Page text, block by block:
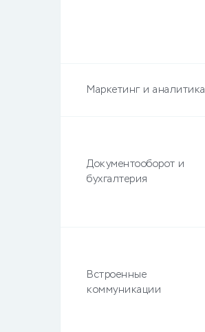
Маркетинг и аналитика
Документооборот и
бухгалтерия
Встроенные
коммуникации